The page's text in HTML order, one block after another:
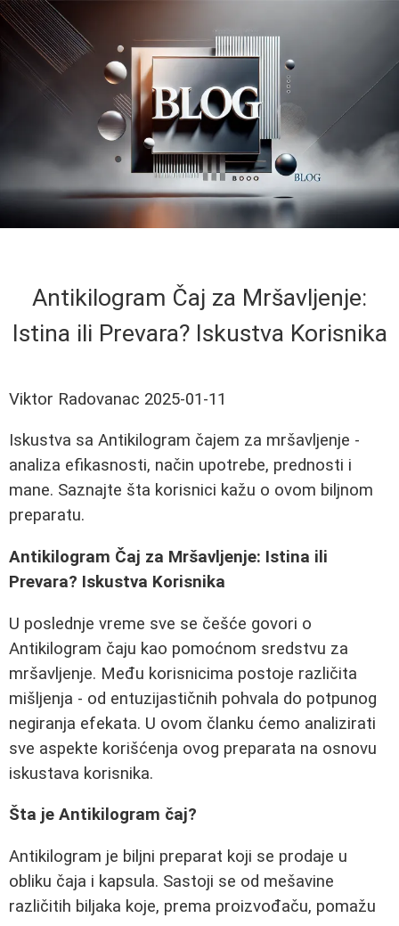
Antikilogram Čaj za Mršavljenje:
Istina ili Prevara? Iskustva Korisnika
Viktor Radovanac 2025-01-11
Iskustva sa Antikilogram čajem za mršavljenje -
analiza efikasnosti, način upotrebe, prednosti i
mane. Saznajte šta korisnici kažu o ovom biljnom
preparatu.
Antikilogram Čaj za Mršavljenje: Istina ili
Prevara? Iskustva Korisnika
U poslednje vreme sve se češće govori o
Antikilogram čaju kao pomoćnom sredstvu za
mršavljenje. Među korisnicima postoje različita
mišljenja - od entuzijastičnih pohvala do potpunog
negiranja efekata. U ovom članku ćemo analizirati
sve aspekte korišćenja ovog preparata na osnovu
iskustava korisnika.
Šta je Antikilogram čaj?
Antikilogram je biljni preparat koji se prodaje u
obliku čaja i kapsula. Sastoji se od mešavine
različitih biljaka koje, prema proizvođaču, pomažu